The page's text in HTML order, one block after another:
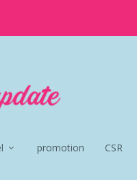
promotion CSR